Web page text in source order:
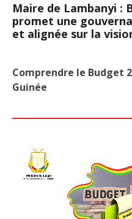
Maire de Lambanyi :
promet une
et alignée sur la
Comprendre le Budget
Guinée